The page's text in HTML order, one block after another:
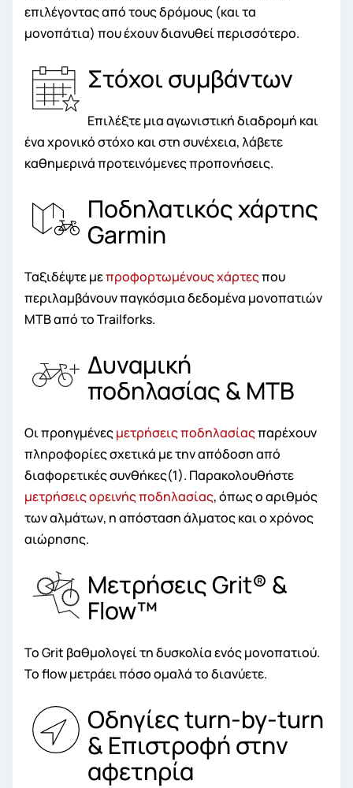
επιλέγοντας από τους δρόμους (και τα
μονοπάτια) που έχουν διανυθεί περισσότερο.
Στόχοι συμβάντων
Επιλέξτε μια αγωνιστική διαδρομή και
ένα χρονικό στόχο και στη συνέχεια, λάβετε
καθημερινά προτεινόμενες προπονήσεις.
Ποδηλατικός χάρτης
Garmin
Ταξιδέψτε μεπροφορτωμένους χάρτεςπου
περιλαμβάνουν παγκόσμια δεδομένα μονοπατιών
MTB από το Trailforks.
Δυναμική
ποδηλασίας & MTB
Οι προηγμένεςμετρήσεις ποδηλασίαςπαρέχουν
πληροφορίες σχετικά με την απόδοση από
διαφορετικές συνθήκες(1). Παρακολουθήστε
μετρήσεις ορεινής ποδηλασίας, όπως ο αριθμός
των αλμάτων, η απόσταση άλματος και ο χρόνος
αιώρησης.
Μετρήσεις Grit® &
Flow™
Το Grit βαθμολογεί τη δυσκολία ενός μονοπατιού.
Το flow μετράει πόσο ομαλά το διανύετε.
Οδηγίες turn-by-turn
& Επιστροφή στην
αφετηρία